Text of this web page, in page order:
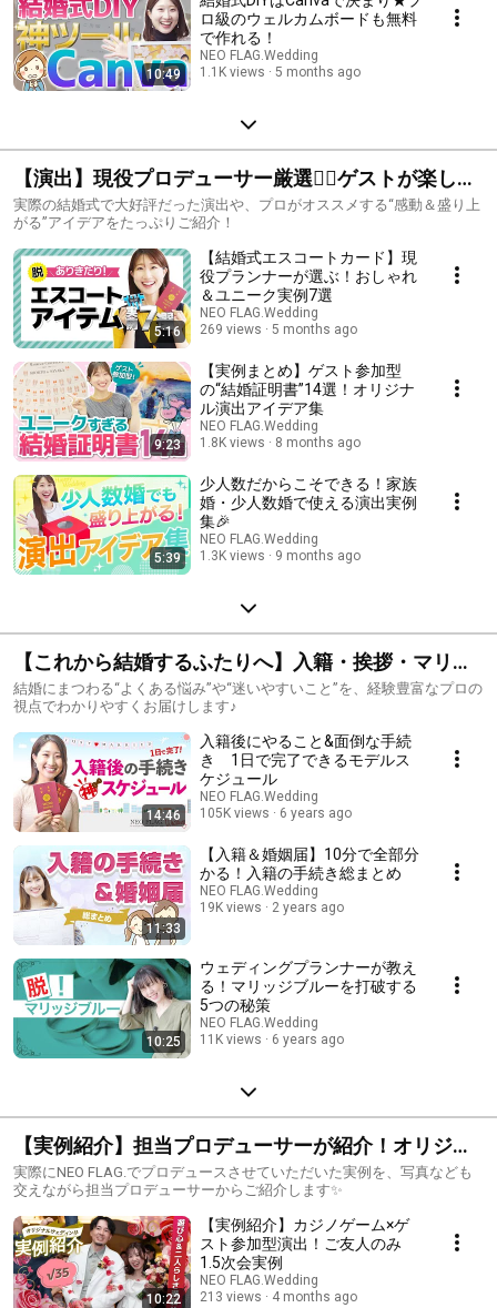
10:49
ロ級のウェルカムボードも無料
で作れる！
NEO FLAG.Wedding
1.1K views
5 months ago
【演出】現役プロデューサー厳選🙋‍♀️ゲストが楽しめ
る最新結婚式演出
実際の結婚式で大好評だった演出や、プロがオススメする“感動＆盛り上
がる”アイデアをたっぷりご紹介！
5:16
【結婚式エスコートカード】現
役プランナーが選ぶ！おしゃれ
＆ユニーク実例7選
NEO FLAG.Wedding
269 views
5 months ago
9:23
【実例まとめ】ゲスト参加型
の“結婚証明書”14選！オリジナ
ル演出アイデア集
NEO FLAG.Wedding
1.8K views
8 months ago
5:39
少人数だからこそできる！家族
婚・少人数婚で使える演出実例
集🎉
NEO FLAG.Wedding
1.3K views
9 months ago
【これから結婚するふたりへ】入籍・挨拶・マリッ
ジブルー…結婚まわりのモヤモヤ解決！
結婚にまつわる“よくある悩み”や“迷いやすいこと”を、経験豊富なプロの
視点でわかりやすくお届けします♪
14:46
入籍後にやること&面倒な手続
き 1日で完了できるモデルス
ケジュール
NEO FLAG.Wedding
105K views
6 years ago
11:33
【入籍＆婚姻届】10分で全部分
かる！入籍の手続き総まとめ
NEO FLAG.Wedding
19K views
2 years ago
10:25
ウェディングプランナーが教え
る！マリッジブルーを打破する
5つの秘策
NEO FLAG.Wedding
11K views
6 years ago
【実例紹介】担当プロデューサーが紹介！オリジナ
ルウェディング実例紹介
実際にNEO FLAG.でプロデュースさせていただいた実例を、写真なども
交えながら担当プロデューサーからご紹介します✨
10:22
【実例紹介】カジノゲーム×ゲ
スト参加型演出！ご友人のみ
1.5次会実例
NEO FLAG.Wedding
213 views
4 months ago